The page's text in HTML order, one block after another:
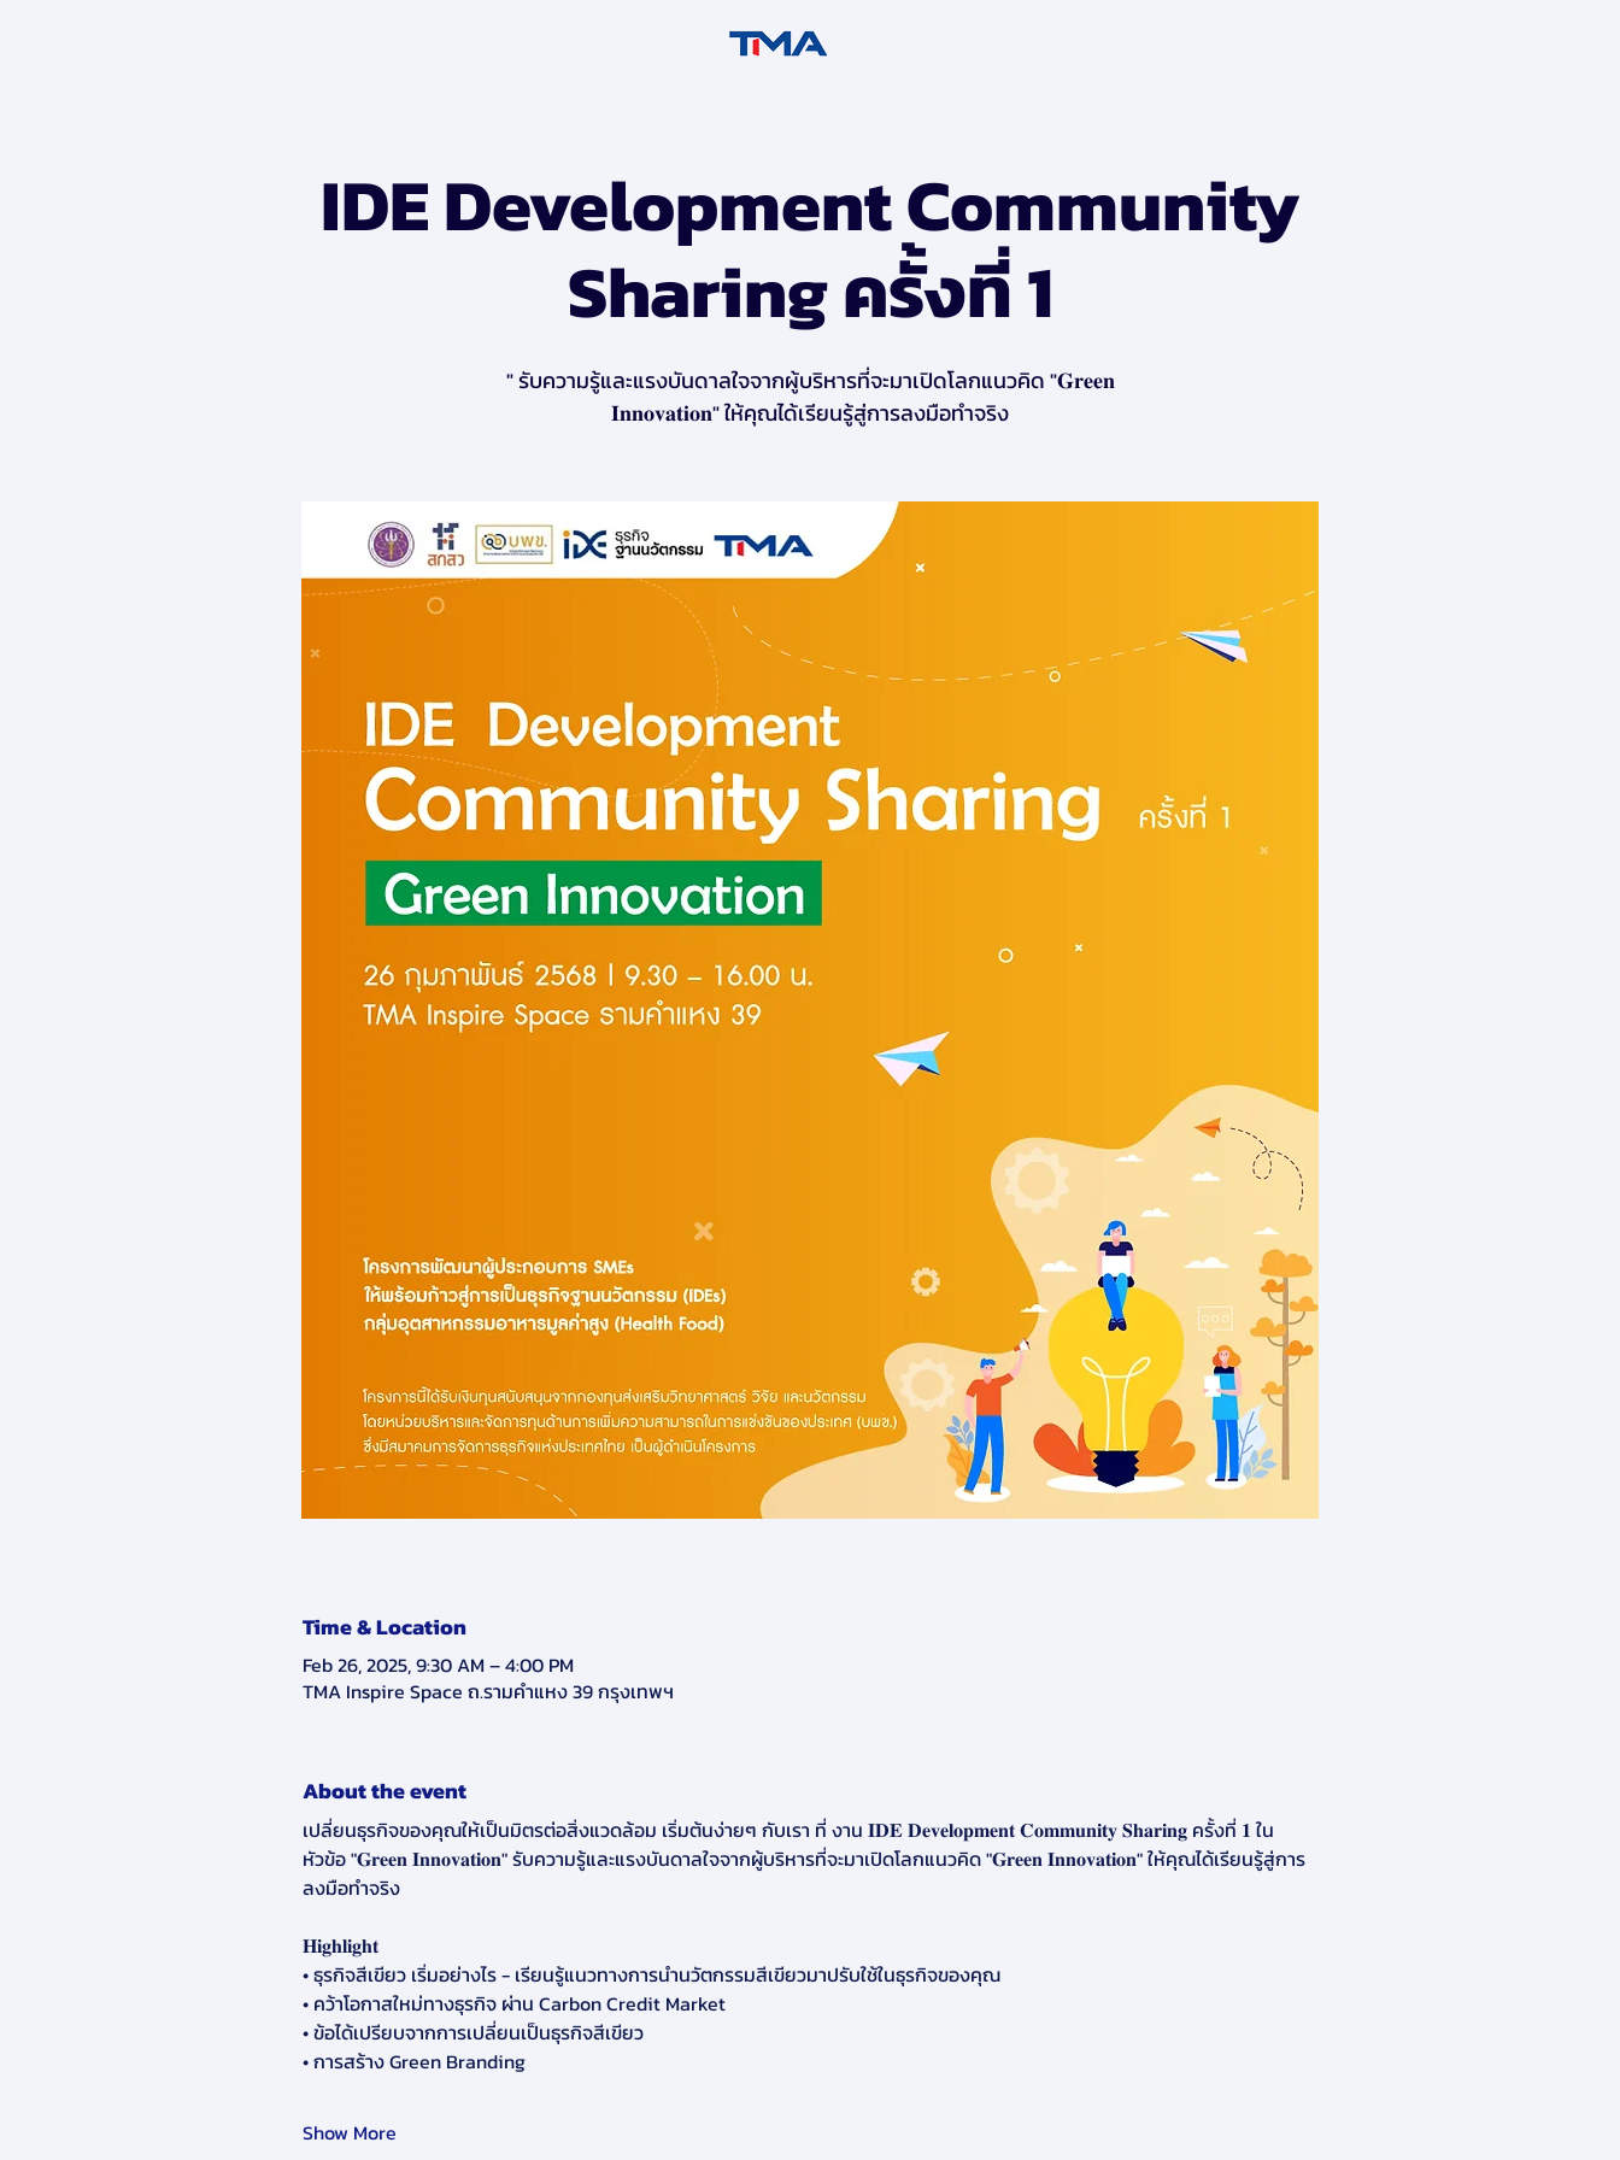
IDE Development Community
Sharing ครั้งที่ 1
" รับความรู้และแรงบันดาลใจจากผู้บริหารที่จะมาเปิดโลกแนวคิด "𝐆𝐫𝐞𝐞𝐧
𝐈𝐧𝐧𝐨𝐯𝐚𝐭𝐢𝐨𝐧" ให้คุณได้เรียนรู้สู่การลงมือทำจริง
Time & Location
Feb 26, 2025, 9:30 AM – 4:00 PM
TMA Inspire Space ถ.รามคำแหง 39 กรุงเทพฯ
About the event
เปลี่ยนธุรกิจของคุณให้เป็นมิตรต่อสิ่งแวดล้อม เริ่มต้นง่ายๆ กับเรา ที่ งาน 𝐈𝐃𝐄 𝐃𝐞𝐯𝐞𝐥𝐨𝐩𝐦𝐞𝐧𝐭 𝐂𝐨𝐦𝐦𝐮𝐧𝐢𝐭𝐲 𝐒𝐡𝐚𝐫𝐢𝐧𝐠 ครั้งที่ 𝟏 ใน
หัวข้อ "𝐆𝐫𝐞𝐞𝐧 𝐈𝐧𝐧𝐨𝐯𝐚𝐭𝐢𝐨𝐧" รับความรู้และแรงบันดาลใจจากผู้บริหารที่จะมาเปิดโลกแนวคิด "𝐆𝐫𝐞𝐞𝐧 𝐈𝐧𝐧𝐨𝐯𝐚𝐭𝐢𝐨𝐧" ให้คุณได้เรียนรู้สู่การ
ลงมือทำจริง
𝐇𝐢𝐠𝐡𝐥𝐢𝐠𝐡𝐭
• ธุรกิจสีเขียว เริ่มอย่างไร - เรียนรู้แนวทางการนำนวัตกรรมสีเขียวมาปรับใช้ในธุรกิจของคุณ
• คว้าโอกาสใหม่ทางธุรกิจ ผ่าน Carbon Credit Market
• ข้อได้เปรียบจากการเปลี่ยนเป็นธุรกิจสีเขียว
• การสร้าง Green Branding
Show More